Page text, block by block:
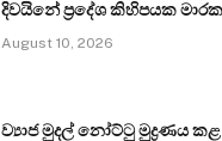
දිවයිනේ ප්‍රදේශ කිහිපයක
August 10, 2026
ව්‍යාජ මුදල් නෝට්ටු මුද්‍රණය